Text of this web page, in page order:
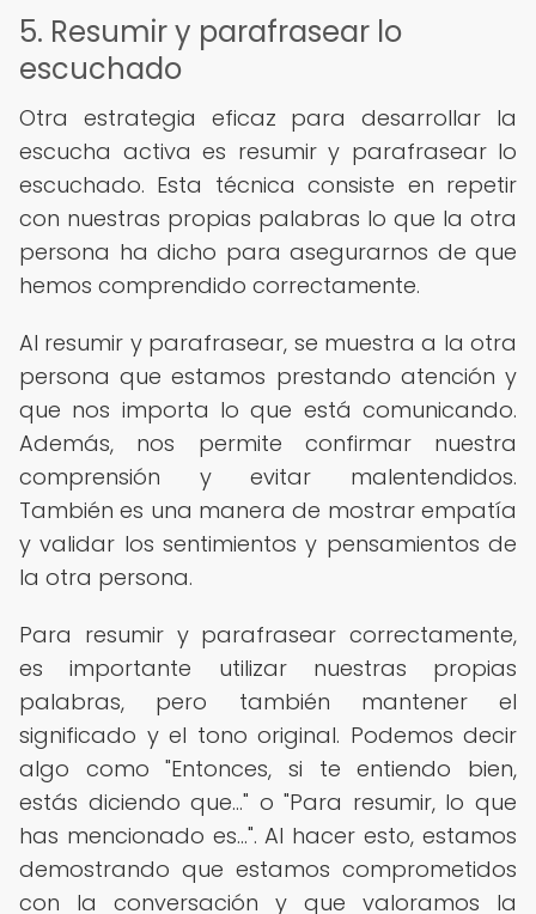
5. Resumir y parafrasear lo
escuchado
Otra estrategia eficaz para desarrollar la
escucha activa es resumir y parafrasear lo
escuchado. Esta técnica consiste en repetir
con nuestras propias palabras lo que la otra
persona ha dicho para asegurarnos de que
hemos comprendido correctamente.
Al resumir y parafrasear, se muestra a la otra
persona que estamos prestando atención y
que nos importa lo que está comunicando.
Además, nos permite confirmar nuestra
comprensión y evitar malentendidos.
También es una manera de mostrar empatía
y validar los sentimientos y pensamientos de
la otra persona.
Para resumir y parafrasear correctamente,
es importante utilizar nuestras propias
palabras, pero también mantener el
significado y el tono original. Podemos decir
algo como "Entonces, si te entiendo bien,
estás diciendo que..." o "Para resumir, lo que
has mencionado es...". Al hacer esto, estamos
demostrando que estamos comprometidos
con la conversación y que valoramos la